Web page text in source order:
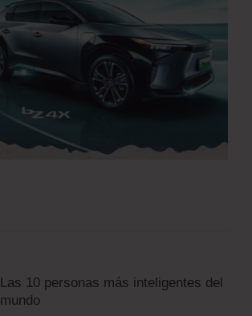
Las 10 personas más inteligentes del
mundo